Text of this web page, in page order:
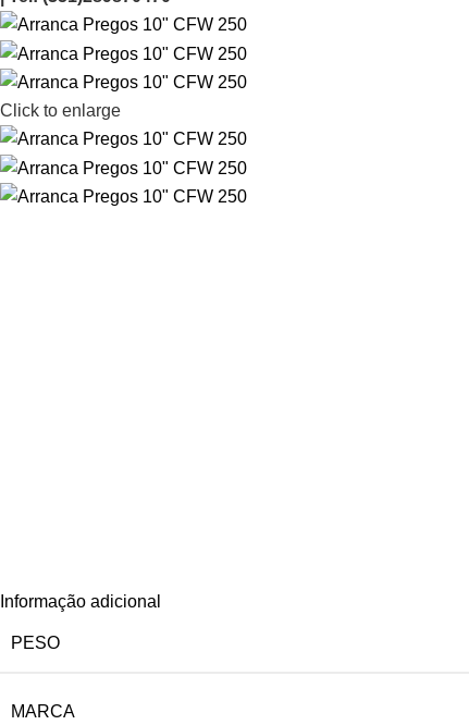
Click to enlarge
Informação adicional
PESO
MARCA